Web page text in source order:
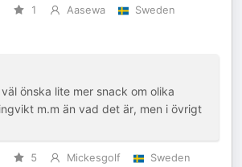
1 Aasewa
Sweden
önska lite mer snack om olika
m.m än vad det är, men i övrigt
5 Mickesgolf
Sweden